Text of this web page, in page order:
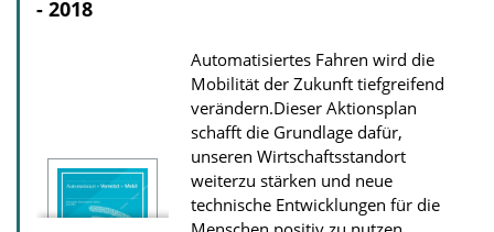
i
o
n
D
o
w
- 2018
Automatisiertes Fahren wird die
Mobilität der Zukunft tiefgreifend
verändern.Dieser Aktionsplan
schafft die Grundlage dafür,
unseren Wirtschaftsstandort
weiterzu stärken und neue
technische Entwicklungen für die